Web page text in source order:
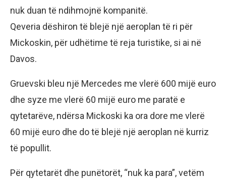
nuk duan të ndihmojnë kompanitë.
Qeveria dëshiron të blejë një aeroplan të ri për
Mickoskin, për udhëtime të reja turistike, si ai në
Davos.
Gruevski bleu një Mercedes me vlerë 600 mijë euro
dhe syze me vlerë 60 mijë euro me paratë e
qytetarëve, ndërsa Mickoski ka ora dore me vlerë
60 mijë euro dhe do të blejë një aeroplan në kurriz
të popullit.
Për qytetarët dhe punëtorët, “nuk ka para”, vetëm